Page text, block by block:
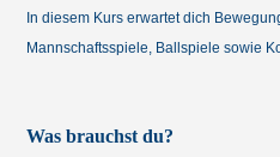
In diesem Kurs erwartet dich
Mannschaftsspiele, Ballspiele sowie
Was brauchst du?